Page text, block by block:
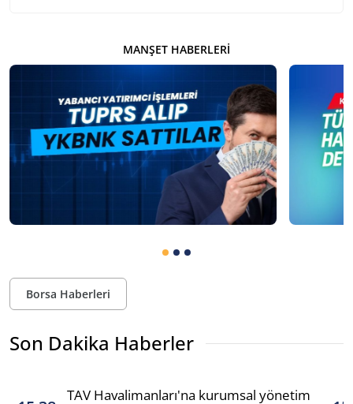
MANŞET HABERLERI
Borsa Haberleri
Son Dakika Haberler
TAV Havalimanları'na kurumsal yönetim